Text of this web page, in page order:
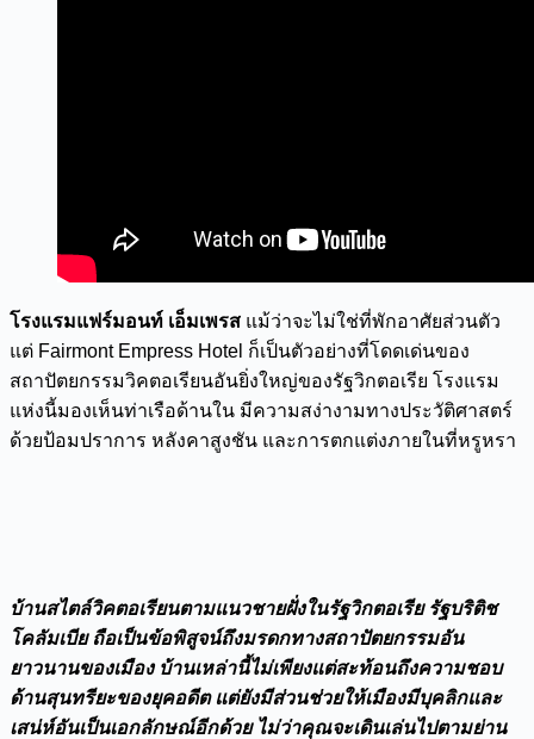
โรงแรมแฟร์มอนท์ เอ็มเพรส แม้ว่าจะไม่ใช่ที่พักอาศัยส่วนตัว
แต่ Fairmont Empress Hotel ก็เป็นตัวอย่างที่โดดเด่นของ
สถาปัตยกรรมวิคตอเรียนอันยิ่งใหญ่ของรัฐวิกตอเรีย โรงแรม
แห่งนี้มองเห็นท่าเรือด้านใน มีความสง่างามทางประวัติศาสตร์
ด้วยป้อมปราการ หลังคาสูงชัน และการตกแต่งภายในที่หรูหรา
บ้านสไตล์วิคตอเรียนตามแนวชายฝั่งในรัฐวิกตอเรีย รัฐบริติช
โคลัมเบีย ถือเป็นข้อพิสูจน์ถึงมรดกทางสถาปัตยกรรมอัน
ยาวนานของเมือง บ้านเหล่านี้ไม่เพียงแต่สะท้อนถึงความชอบ
ด้านสุนทรียะของยุคอดีต แต่ยังมีส่วนช่วยให้เมืองมีบุคลิกและ
เสน่ห์อันเป็นเอกลักษณ์อีกด้วย ไม่ว่าคุณจะเดินเล่นไปตามย่าน